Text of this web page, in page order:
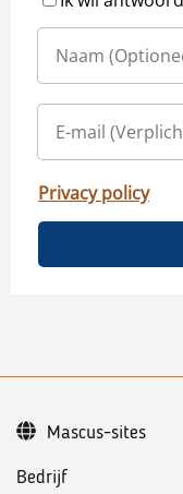
Privacy policy
Bedrijf
Mascus-sites